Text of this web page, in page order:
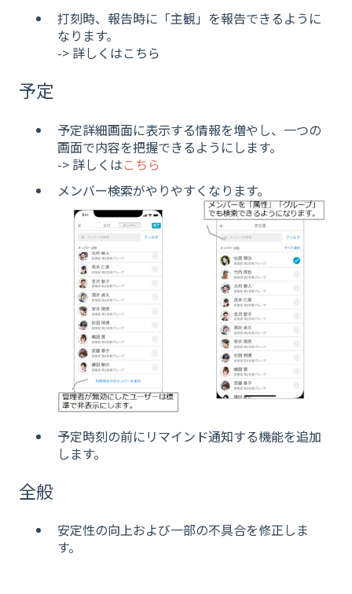
打刻時、報告時に「主観」を報告できるように
なります。
-> 詳しくはこちら
予定
予定詳細画面に表示する情報を増やし、一つの
画面で内容を把握できるようにします。
-> 詳しくはこちら
メンバー検索がやりやすくなります。
予定時刻の前にリマインド通知する機能を追加
します。
全般
安定性の向上および一部の不具合を修正しま
す。